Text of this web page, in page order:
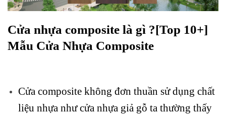
Cửa nhựa composite là gì ?[Top 10+]
Mẫu Cửa Nhựa Composite
Cửa composite không đơn thuần sử dụng chất
liệu nhựa như cửa nhựa giả gỗ ta thường thấy